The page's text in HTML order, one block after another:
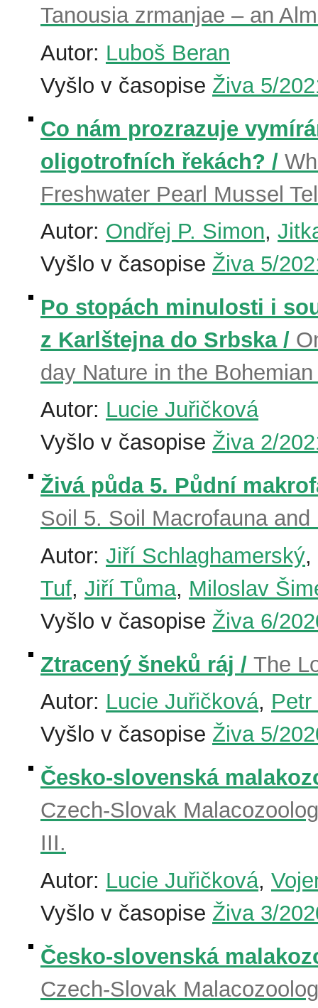
Tanousia zrmanjae – an
Autor: Luboš Beran
Vyšlo v časopise Živa 5/
Co nám prozrazuje
oligotrofních řekách? /
Freshwater Pearl Mussel
Autor: Ondřej P. Simon,
Vyšlo v časopise Živa 5/
Po stopách minulosti i
z Karlštejna do Srbska /
day Nature in the
Autor: Lucie Juřičková
Vyšlo v časopise Živa 2/
Živá půda 5. Půdní
Soil 5. Soil Macrofauna and
Autor: Jiří Schlaghamerský,
Tuf, Jiří Tůma, Miloslav
Vyšlo v časopise Živa 6/
Ztracený šneků ráj / The
Autor: Lucie Juřičková, Petr
Vyšlo v časopise Živa 5/
Česko-slovenská
Czech-Slovak
III.
Autor: Lucie Juřičková,
Vyšlo v časopise Živa 3/
Česko-slovenská
Czech-Slovak